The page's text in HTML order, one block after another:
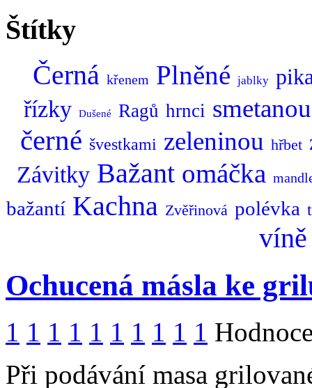
Štítky
Černá křenem Plněné jablky
řízky Dušené Ragů hrnci smetanou
černé švestkami zeleninou hřbet
Závitky Bažant omáčka
bažantí Kachna Zvěřinová polévka
víně
Ochucená másla ke
1 1 1 1 1 1 1 1 1 1
Při podávání masa